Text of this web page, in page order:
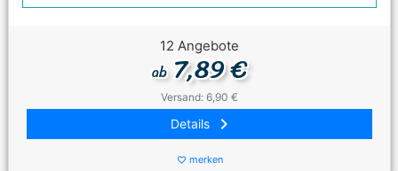
12 Angebote
ab7,89 €
Versand: 6,90 €
Details keyboard_arrow_right
favorite_border merken